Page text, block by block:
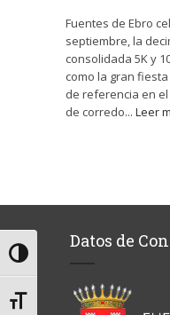
Alternar alto contraste
Alternar tamaño de letra
Fuentes de Ebro
septiembre, la
consolidada 5K y
como la gran
de referencia en
de corredo... Leer
Datos de